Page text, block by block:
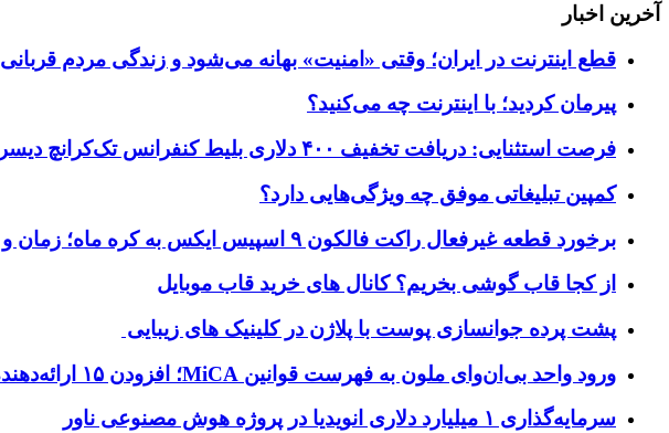
آخرین اخبار
قطع اینترنت در ایران؛ وقتی «امنیت» بهانه می‌شود و زندگی مردم قربانی
پیرمان کردید؛ با اینترنت چه می‌کنید؟
فرصت استثنایی: دریافت تخفیف ۴۰۰ دلاری بلیط کنفرانس تک‌کرانچ دیسراپت ۲۰۲۶
کمپین تبلیغاتی موفق چه ویژگی‌هایی دارد؟
برخورد قطعه غیرفعال راکت فالکون ۹ اسپیس ایکس به کره ماه؛ زمان و جزئیات دقیق حادثه
از کجا قاب گوشی بخریم؟ کانال های خرید قاب موبایل
پشت پرده جوانسازی پوست با پلاژن در کلینیک های زیبایی
ورود واحد بی‌ان‌وای ملون به فهرست قوانین MiCA؛ افزودن ۱۵ ارائه‌دهنده جدید توسط نهاد نظارتی اروپا
سرمایه‌گذاری ۱ میلیارد دلاری انویدیا در پروژه هوش مصنوعی ناور